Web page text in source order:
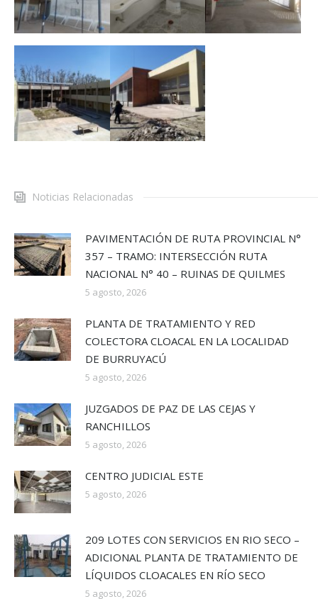
Noticias Relacionadas
PAVIMENTACIÓN DE RUTA PROVINCIAL N°
357 – TRAMO: INTERSECCIÓN RUTA
NACIONAL N° 40 – RUINAS DE QUILMES
5 agosto, 2026
PLANTA DE TRATAMIENTO Y RED
COLECTORA CLOACAL EN LA LOCALIDAD
DE BURRUYACÚ
5 agosto, 2026
JUZGADOS DE PAZ DE LAS CEJAS Y
RANCHILLOS
5 agosto, 2026
CENTRO JUDICIAL ESTE
5 agosto, 2026
209 LOTES CON SERVICIOS EN RIO SECO –
ADICIONAL PLANTA DE TRATAMIENTO DE
LÍQUIDOS CLOACALES EN RÍO SECO
5 agosto, 2026